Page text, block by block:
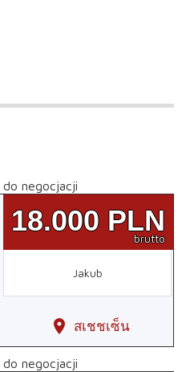
do negocjacji
18.000 PLN
brutto
Jakub
location_on สเชชเซ็น
do negocjacji